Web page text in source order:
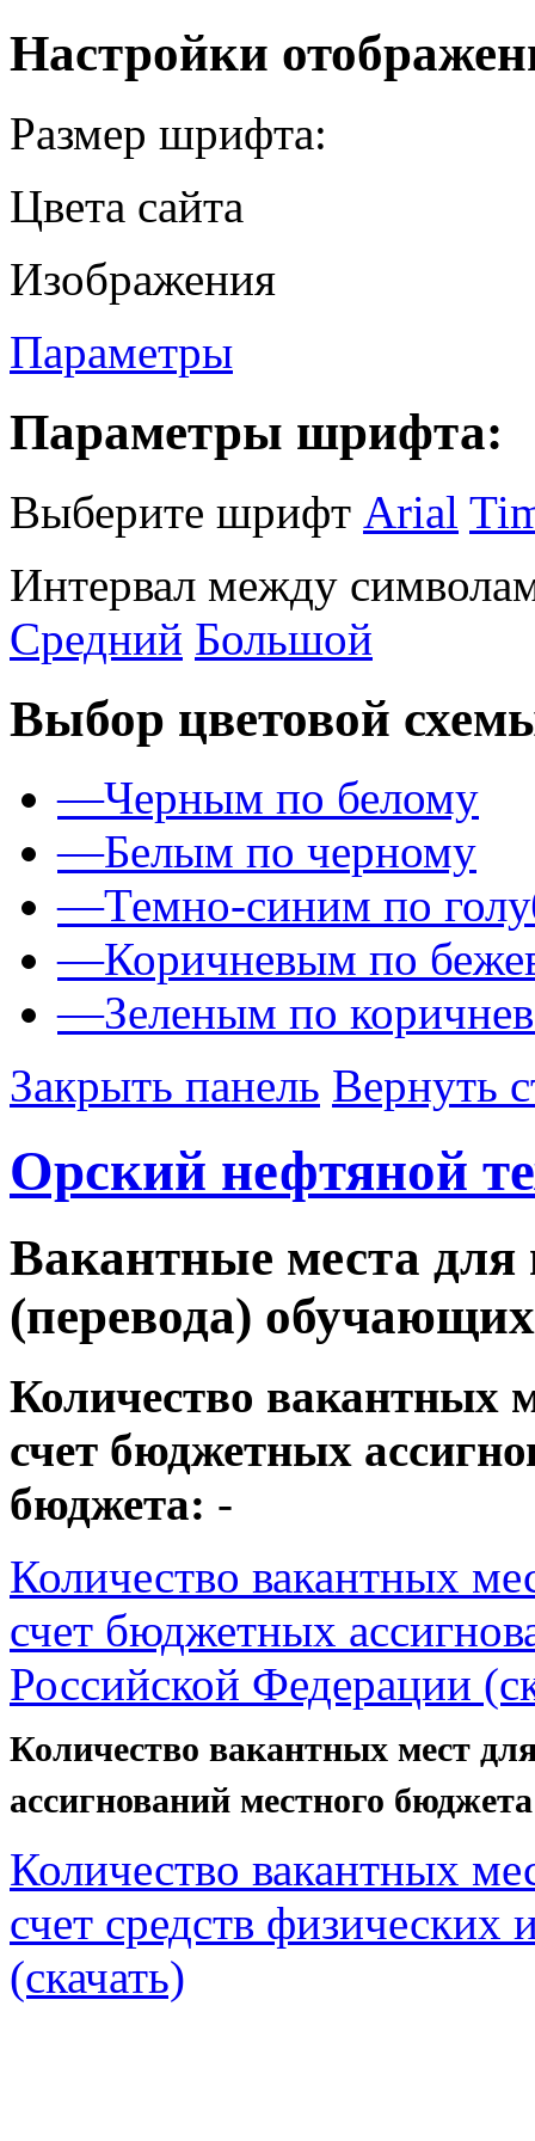
Настройки
Размер шрифта:
Цвета сайта
Изображения
Параметры
Параметры шрифта:
Выберите шрифт Arial
Интервал между
Средний Большой
Выбор цветовой
—Черным по белому
—Белым по черному
—Темно-синим по
—Коричневым по
—Зеленым по
Закрыть панель Вернуть
Орский нефтяной
Вакантные места для
(перевода)
Количество вакантных
счет бюджетных
бюджета: -
Количество вакантных
счет бюджетных
Российской Федерации
Количество вакантных мест
ассигнований местного
Количество вакантных
счет средств
(скачать)